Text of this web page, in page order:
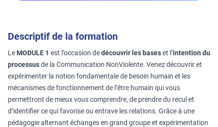
Descriptif de la formation
Le MODULE 1 est l’occasion dedécouvrir les baseset l’intention du
processusde la Communication NonViolente. Venez découvrir et
expérimenter la notion fondamentale de besoin humain et les
mécanismes de fonctionnement de l’être humain qui vous
permettront de mieux vous comprendre, de prendre du recul et
d’identifier ce qui favorise ou entrave les relations. Grâce à une
pédagogie alternant échanges en grand groupe et expérimentation